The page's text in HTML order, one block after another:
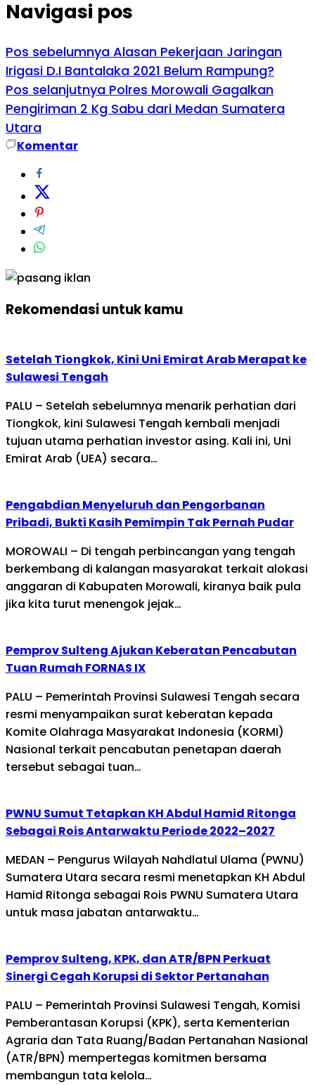
Navigasi pos
Pos sebelumnya Alasan Pekerjaan Jaringan
Irigasi D.I Bantalaka 2021 Belum Rampung?
Pos selanjutnya Polres Morowali Gagalkan
Pengiriman 2 Kg Sabu dari Medan Sumatera
Utara
Komentar
Rekomendasi untuk kamu
Setelah Tiongkok, Kini Uni Emirat Arab Merapat ke
Sulawesi Tengah
PALU – Setelah sebelumnya menarik perhatian dari
Tiongkok, kini Sulawesi Tengah kembali menjadi
tujuan utama perhatian investor asing. Kali ini, Uni
Emirat Arab (UEA) secara…
Pengabdian Menyeluruh dan Pengorbanan
Pribadi, Bukti Kasih Pemimpin Tak Pernah Pudar
MOROWALI – Di tengah perbincangan yang tengah
berkembang di kalangan masyarakat terkait alokasi
anggaran di Kabupaten Morowali, kiranya baik pula
jika kita turut menengok jejak…
Pemprov Sulteng Ajukan Keberatan Pencabutan
Tuan Rumah FORNAS IX
PALU – Pemerintah Provinsi Sulawesi Tengah secara
resmi menyampaikan surat keberatan kepada
Komite Olahraga Masyarakat Indonesia (KORMI)
Nasional terkait pencabutan penetapan daerah
tersebut sebagai tuan…
PWNU Sumut Tetapkan KH Abdul Hamid Ritonga
Sebagai Rois Antarwaktu Periode 2022–2027
MEDAN – Pengurus Wilayah Nahdlatul Ulama (PWNU)
Sumatera Utara secara resmi menetapkan KH Abdul
Hamid Ritonga sebagai Rois PWNU Sumatera Utara
untuk masa jabatan antarwaktu…
Pemprov Sulteng, KPK, dan ATR/BPN Perkuat
Sinergi Cegah Korupsi di Sektor Pertanahan
PALU – Pemerintah Provinsi Sulawesi Tengah, Komisi
Pemberantasan Korupsi (KPK), serta Kementerian
Agraria dan Tata Ruang/Badan Pertanahan Nasional
(ATR/BPN) mempertegas komitmen bersama
membangun tata kelola…